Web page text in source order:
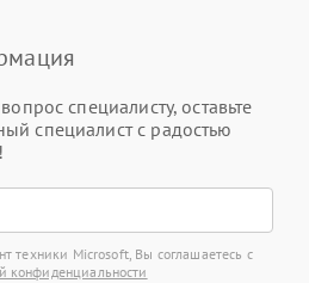
специалисту, оставьте
специалист с радостью
техники Microsoft, Вы соглашаетесь с
конфиденциальности